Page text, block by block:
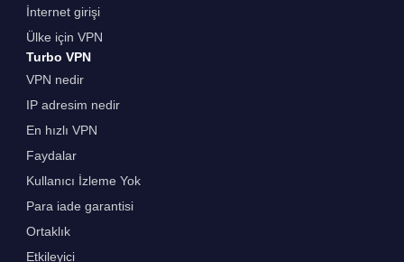
İnternet girişi
Ülke için VPN
Turbo VPN
VPN nedir
IP adresim nedir
En hızlı VPN
Faydalar
Kullanıcı İzleme Yok
Para iade garantisi
Ortaklık
Etkileyici